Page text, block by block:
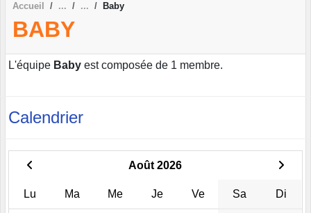
Accueil Baby
BABY
L'équipe Baby est composée de 1 membre.
Calendrier
Août 2026
Lu Ma Me Je Ve Sa Di